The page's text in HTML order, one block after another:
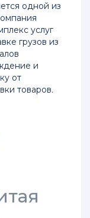
одной из
услуг
грузов из
и
от
товаров.